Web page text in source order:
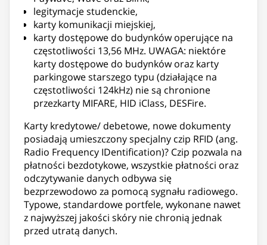
legitymacje studenckie,
karty komunikacji miejskiej,
karty dostępowe do budynków operujące na
częstotliwości 13,56 MHz. UWAGA: niektóre
karty dostępowe do budynków oraz karty
parkingowe starszego typu (działające na
częstotliwości 124kHz) nie są chronione
przezkarty MIFARE, HID iClass, DESFire.
Karty kredytowe/ debetowe, nowe dokumenty
posiadają umieszczony specjalny czip RFID (ang.
Radio Frequency IDentification)? Czip pozwala na
płatności bezdotykowe, wszystkie płatności oraz
odczytywanie danych odbywa się
bezprzewodowo za pomocą sygnału radiowego.
Typowe, standardowe portfele, wykonane nawet
z najwyższej jakości skóry nie chronią jednak
przed utratą danych.